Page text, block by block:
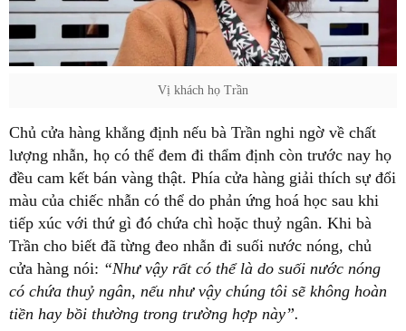
Vị khách họ Trần
Chủ cửa hàng khẳng định nếu bà Trần nghi ngờ về chất
lượng nhẫn, họ có thể đem đi thẩm định còn trước nay họ
đều cam kết bán vàng thật. Phía cửa hàng giải thích sự đổi
màu của chiếc nhẫn có thể do phản ứng hoá học sau khi
tiếp xúc với thứ gì đó chứa chì hoặc thuỷ ngân. Khi bà
Trần cho biết đã từng đeo nhẫn đi suối nước nóng, chủ
cửa hàng nói: “Như vậy rất có thể là do suối nước nóng
có chứa thuỷ ngân, nếu như vậy chúng tôi sẽ không hoàn
tiền hay bồi thường trong trường hợp này”.